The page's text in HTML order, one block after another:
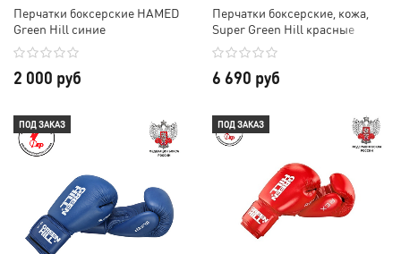
Перчатки боксерские HAMED
Green Hill синие
2 000 руб
Перчатки боксерские, кожа,
Super Green Hill красные
6 690 руб
ПОД ЗАКАЗ ПОД ЗАКАЗ